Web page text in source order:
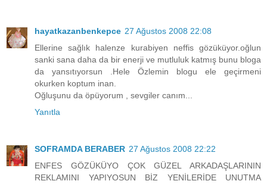
hayatkazanbenkepce 27 Ağustos 2008 22:08
Ellerine sağlık halenze kurabiyen neffis gözüküyor.oğlun
sanki sana daha da bir enerji ve mutluluk katmış bunu bloga
da yansıtıyorsun .Hele Özlemin blogu ele geçirmeni
okurken koptum inan.
Oğluşunu da öpüyorum , sevgiler canım...
Yanıtla
SOFRAMDA BERABER 27 Ağustos 2008 22:22
ENFES GÖZÜKÜYO ÇOK GÜZEL ARKADAŞLARININ
REKLAMINI YAPIYOSUN BİZ YENİLERİDE UNUTMA